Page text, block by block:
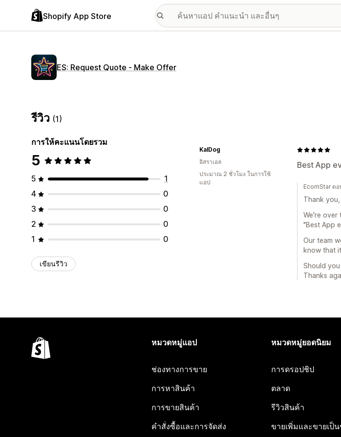
Shopify App Store
ES: Request Quote ‑ Make Offer
รีวิว (1)
การให้คะแนนโดยรวม
5
5
1
4
0
3
0
2
0
1
0
เขียนรีวิว
Best App
KalDog
อิสราเอล
ประมาณ 2 ชั่วโมง ในการใช้
แอป
EcomStar ต
Thank
We're over
"Best App
Our team
know that
Should
Thanks
หมวดหมู่แอป
ช่องทางการขาย
การหาสินค้า
การขายสินค้า
คำสั่งซื้อและการจัดส่ง
หมวดหมู่ยอดนิยม
การดรอปชิป
ตลาด
รีวิวสินค้า
ขายเพิ่มและขายเป็